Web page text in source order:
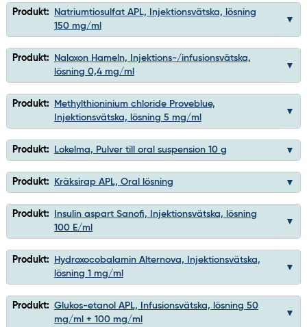
Produkt:
Natriumtiosulfat APL, Injektionsvätska, lösning
150 mg/ml
Produkt:
Naloxon Hameln, Injektions-/infusionsvätska,
lösning 0,4 mg/ml
Produkt:
Methylthioninium chloride Proveblue,
Injektionsvätska, lösning 5 mg/ml
Produkt: Lokelma, Pulver till oral suspension 10 g
Produkt: Kräksirap APL, Oral lösning
Produkt:
Insulin aspart Sanofi, Injektionsvätska, lösning
100 E/ml
Produkt:
Hydroxocobalamin Alternova, Injektionsvätska,
lösning 1 mg/ml
Produkt: Glukos-etanol APL, Infusionsvätska, lösning 50
mg/ml + 100 mg/ml